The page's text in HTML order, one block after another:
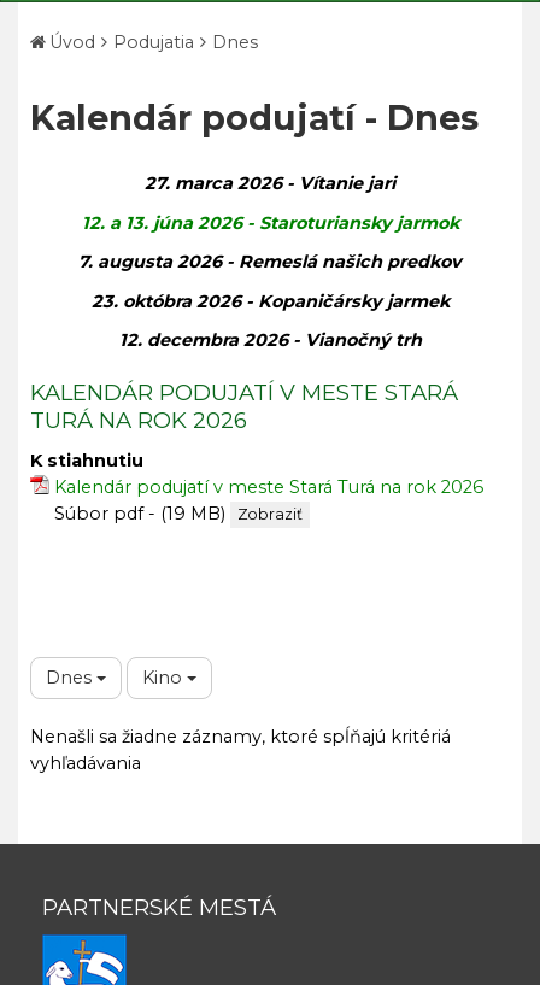
Úvod Podujatia Dnes
Kalendár podujatí - Dnes
27. marca 2026 - Vítanie jari
12. a 13. júna 2026 - Staroturiansky jarmok
7. augusta 2026 - Remeslá našich predkov
23. októbra 2026 - Kopaničársky jarmek
12. decembra 2026 - Vianočný trh
KALENDÁR PODUJATÍ V MESTE STARÁ
TURÁ NA ROK 2026
K stiahnutiu
Kalendár podujatí v meste Stará Turá na rok 2026
Súbor pdf - (19 MB)
Zobraziť
Dnes Kino
Nenašli sa žiadne záznamy, ktoré spĺňajú kritériá
vyhľadávania
PARTNERSKÉ MESTÁ